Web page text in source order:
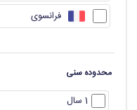
فرانسوی
محدوده سنی